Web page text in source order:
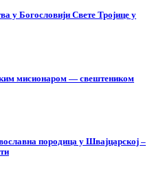
у Богословији Свете Тројице у
мисионаром — свештеником
породица у Швајцарској –